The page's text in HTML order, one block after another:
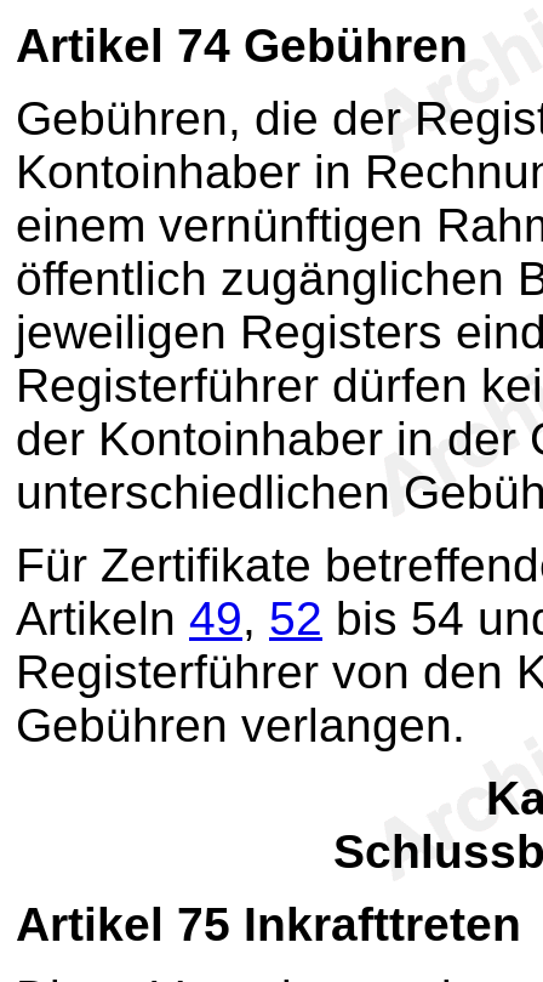
Artikel 74 Gebühren
Gebühren, die der
Kontoinhaber in
einem vernünftigen
öffentlich zugänglichen
jeweiligen Registers
Registerführer dürfen
der Kontoinhaber in der
unterschiedlichen
Für Zertifikate
Artikeln 49, 52 bis 54
Registerführer von den
Gebühren verlangen.
Artikel 75 Inkrafttreten